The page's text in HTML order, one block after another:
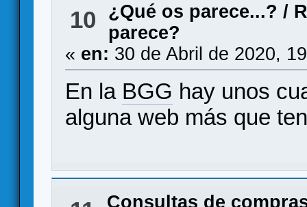
10 ¿Qué os parece...? /
parece?
« en: 30 de Abril de 2020,
En la BGG hay unos
alguna web más que
Consultas de